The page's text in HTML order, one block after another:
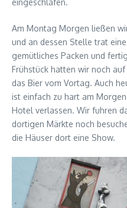
eingeschlafen.
Am Montag Morgen ließen
und an dessen Stelle trat
gemütliches Packen und
Frühstück hatten wir noch
das Bier vom Vortag. Auch
ist einfach zu hart am
Hotel verlassen. Wir fuhren
dortigen Märkte noch
die Häuser dort eine Show.